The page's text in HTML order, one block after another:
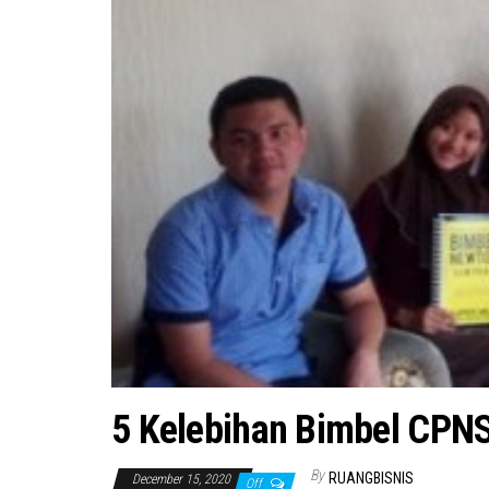
5 Kelebihan Bimbel
December 15, 2020 Off By RUANGBISNIS